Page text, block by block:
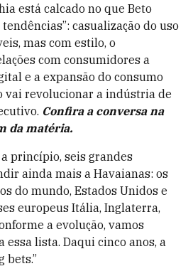
está calcado no que Beto
casualização do uso
mas com estilo, o
com consumidores a
e a expansão do consumo
vai revolucionar a indústria de
Confira a conversa na
da matéria.
princípio, seis grandes
ainda mais a Havaianas: os
do mundo, Estados Unidos e
europeus Itália, Inglaterra,
a evolução, vamos
lista. Daqui cinco anos, a
bets.”